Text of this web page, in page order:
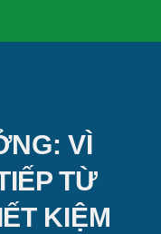
VÌ
TỪ
KIỆM